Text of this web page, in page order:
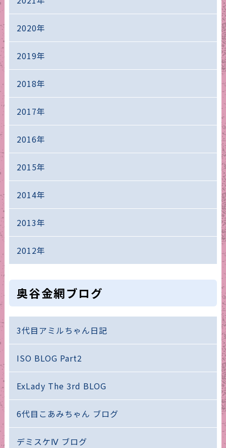
2020年
2019年
2018年
2017年
2016年
2015年
2014年
2013年
2012年
奥谷金網ブログ
3代目アミルちゃん日記
ISO BLOG Part2
ExLady The 3rd BLOG
6代目こあみちゃん ブログ
デミスケⅣ ブログ